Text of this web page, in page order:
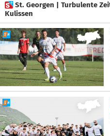
 St. Georgen | Turbulente Zeiten – vor und hinter den
Kulissen